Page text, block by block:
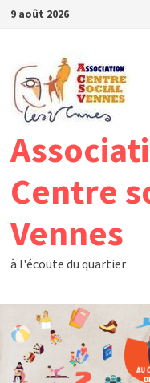
Passer
9 août 2026
Centre
Vennes
à l'écoute du quartier